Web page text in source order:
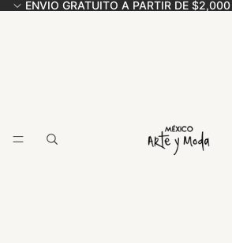
ENVIO GRATUITO A PARTIR DE